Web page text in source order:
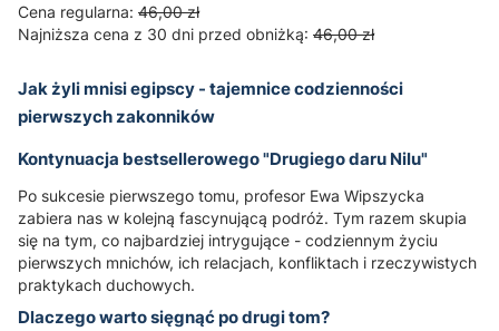
Cena regularna: 46,00 zł
Najniższa cena z 30 dni przed obniżką: 46,00 zł
Jak żyli mnisi egipscy - tajemnice codzienności
pierwszych zakonników
Kontynuacja bestsellerowego "Drugiego daru Nilu"
Po sukcesie pierwszego tomu, profesor Ewa Wipszycka
zabiera nas w kolejną fascynującą podróż. Tym razem skupia
się na tym, co najbardziej intrygujące - codziennym życiu
pierwszych mnichów, ich relacjach, konfliktach i rzeczywistych
praktykach duchowych.
Dlaczego warto sięgnąć po drugi tom?